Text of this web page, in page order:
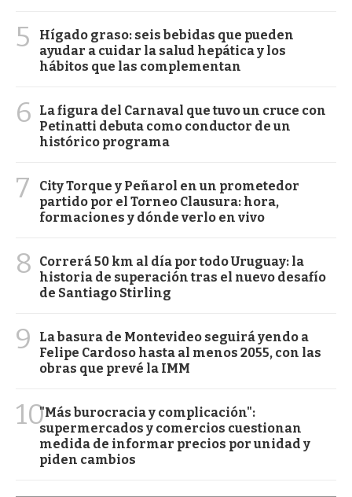
5
Hígado graso: seis bebidas que pueden
ayudar a cuidar la salud hepática y los
hábitos que las complementan
6
La figura del Carnaval que tuvo un cruce con
Petinatti debuta como conductor de un
histórico programa
7
City Torque y Peñarol en un prometedor
partido por el Torneo Clausura: hora,
formaciones y dónde verlo en vivo
8
Correrá 50 km al día por todo Uruguay: la
historia de superación tras el nuevo desafío
de Santiago Stirling
9
La basura de Montevideo seguirá yendo a
Felipe Cardoso hasta al menos 2055, con las
obras que prevé la IMM
10"Más burocracia y complicación":
supermercados y comercios cuestionan
medida de informar precios por unidad y
piden cambios